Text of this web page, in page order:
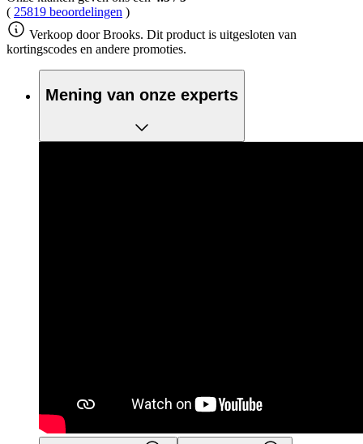
( 25819 beoordelingen )
Verkoop door Brooks. Dit product is uitgesloten van
kortingscodes en andere promoties.
Mening van onze experts